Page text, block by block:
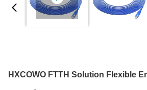
HXCOWO FTTH Solution Flexible